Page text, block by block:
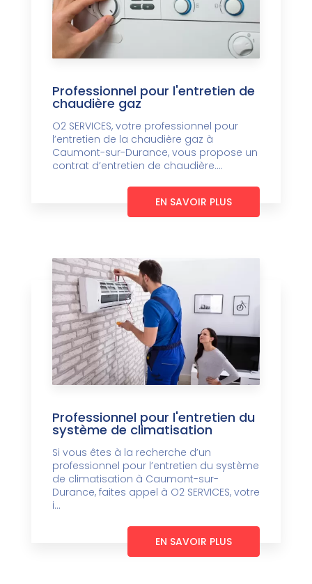
Professionnel pour l'entretien de
chaudière gaz
O2 SERVICES, votre professionnel pour
l’entretien de la chaudière gaz à
Caumont-sur-Durance, vous propose un
contrat d’entretien de chaudière....
EN SAVOIR PLUS
Professionnel pour l'entretien du
système de climatisation
Si vous êtes à la recherche d’un
professionnel pour l’entretien du système
de climatisation à Caumont-sur-
Durance, faites appel à O2 SERVICES, votre
i...
EN SAVOIR PLUS